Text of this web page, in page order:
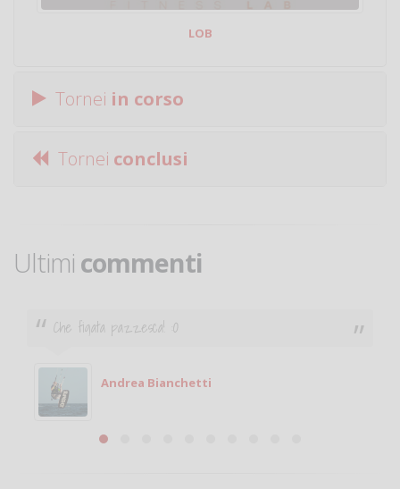
LOB
Tornei in corso
Tornei conclusi
Ultimi commenti
Ciao. Sono a Treviglio da poco e vorrei tornare a
giocare. Se sei in zona e puoi giocare fammi sapere.
Michele
Michele Miglionico